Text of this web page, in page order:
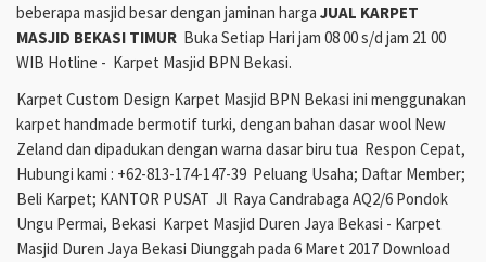
beberapa masjid besar dengan jaminan harga JUAL KARPET
MASJID BEKASI TIMUR Buka Setiap Hari jam 08 00 s/d jam 21 00
WIB Hotline - Karpet Masjid BPN Bekasi.
Karpet Custom Design Karpet Masjid BPN Bekasi ini menggunakan
karpet handmade bermotif turki, dengan bahan dasar wool New
Zeland dan dipadukan dengan warna dasar biru tua Respon Cepat,
Hubungi kami : +62-813-174-147-39 Peluang Usaha; Daftar Member;
Beli Karpet; KANTOR PUSAT Jl Raya Candrabaga AQ2/6 Pondok
Ungu Permai, Bekasi Karpet Masjid Duren Jaya Bekasi - Karpet
Masjid Duren Jaya Bekasi Diunggah pada 6 Maret 2017 Download